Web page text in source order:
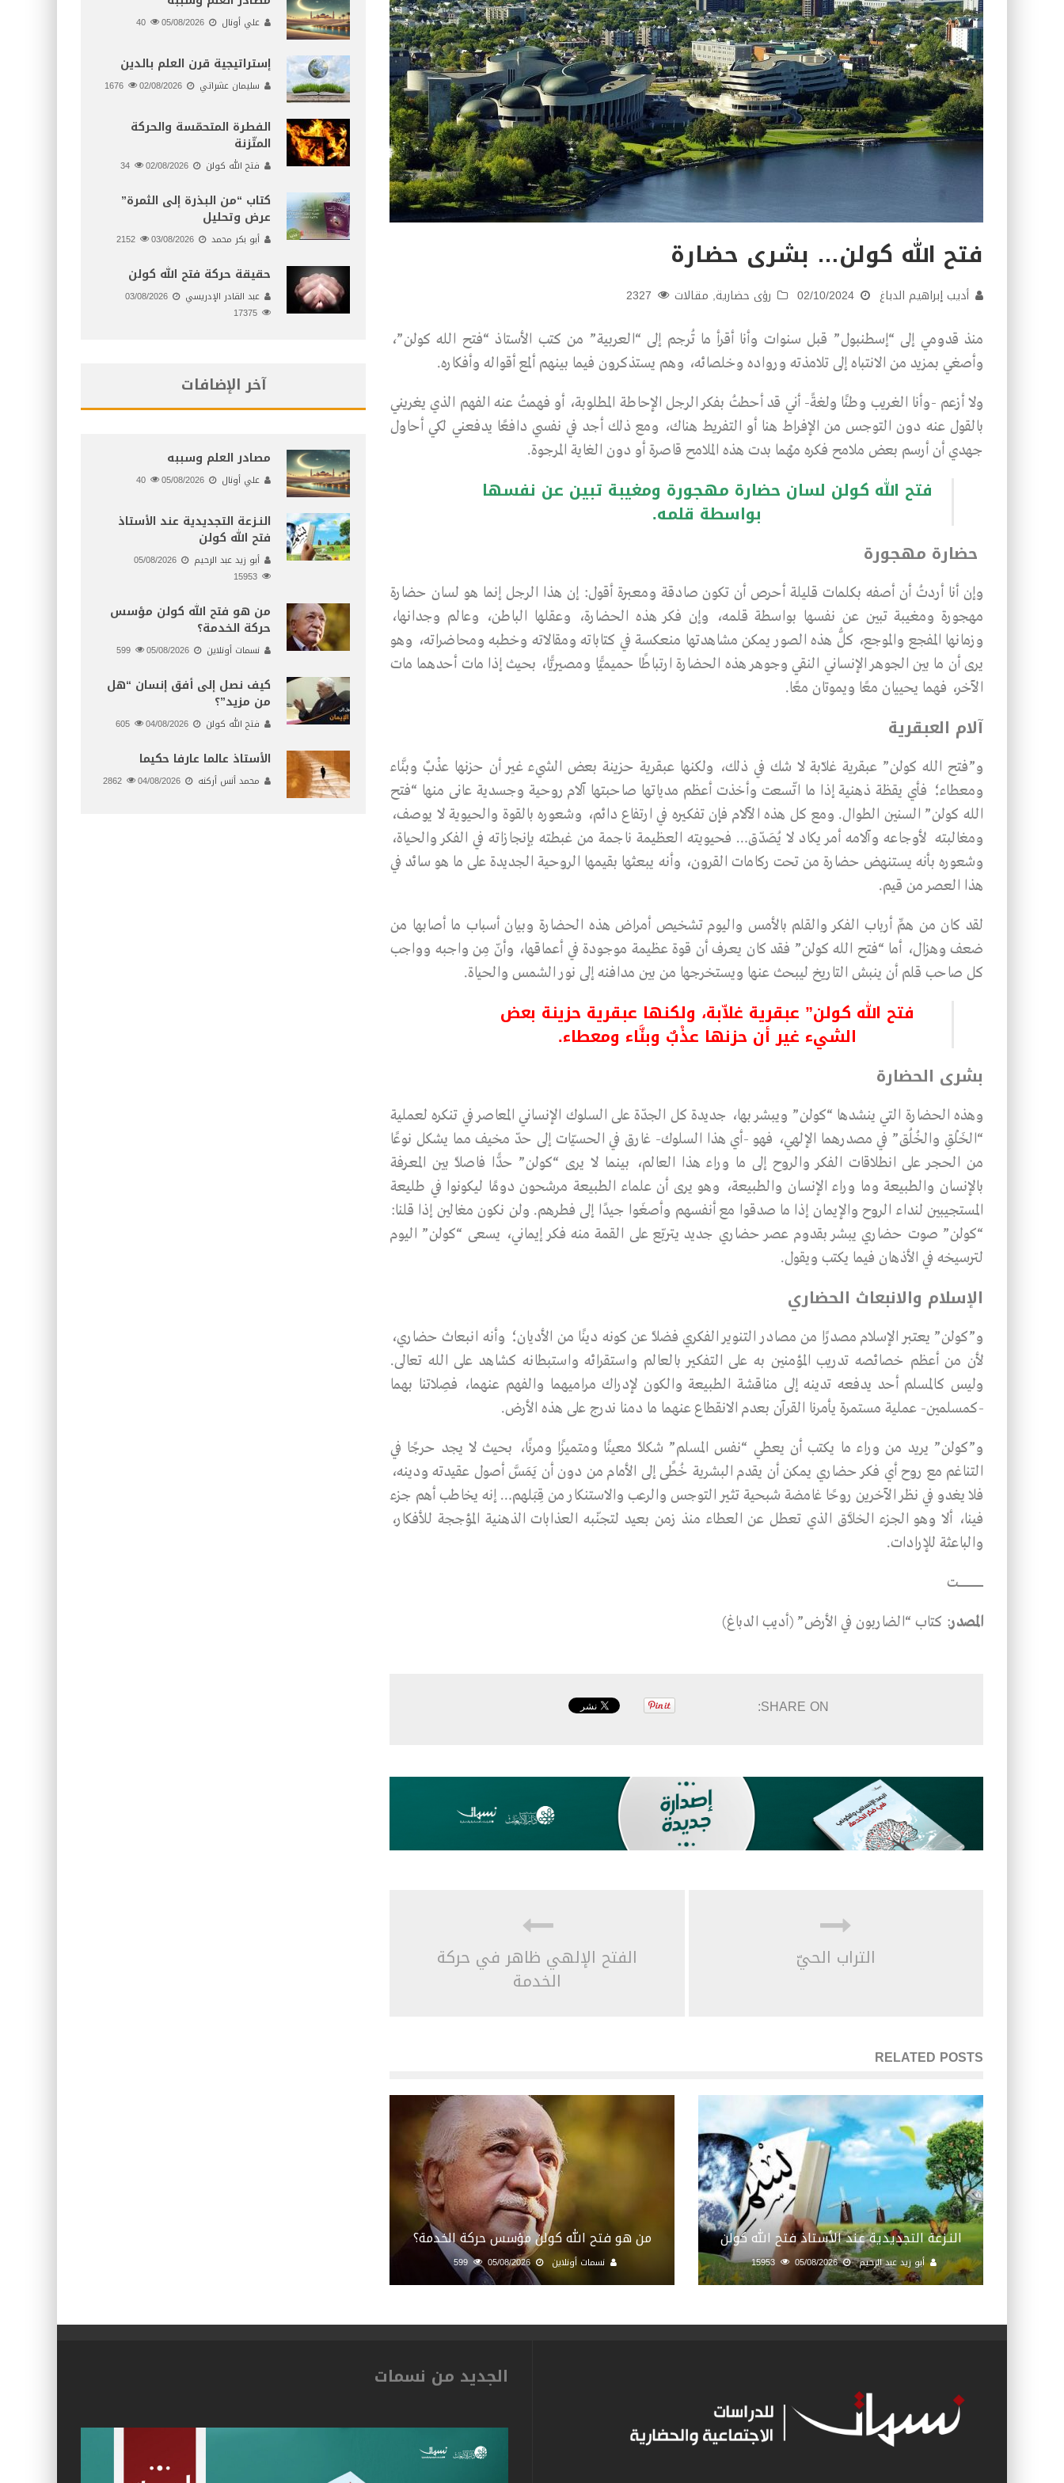
فتح الله كولن… بشرى حضارة
أديب إبراهيم الدباغ 02/10/2024 رؤى حضارية, مقالات
منذ قدومي إلى “إسطنبول” قبل سنوات وأنا أقرأ ما تُرجم إلى “العربية” من كتب الأستاذ “فتح الله كولن”،
وأصغي بمزيد من الانتباه إلى تلامذته ورواده وخلصائه، وهم يستذكرون فيما بينهم ألمع أقواله وأفكاره.
ولا أزعم -وأنا الغريب وطنًا ولغةً- أني قد أحطتُ بفكر الرجل الإحاطة المطلوبة، أو فهمتُ عنه الفهم الذي يغريني
بالقول عنه دون التوجس من الإفراط هنا أو التفريط هناك، ومع ذلك أجد في نفسي دافعًا يدفعني لكي أحاول
جهدي أن أرسم بعض ملامح فكره مهْما بدت هذه الملامح قاصرة أو دون الغاية المرجوة.
فتح الله كولن لسان حضارة مهجورة ومغيبة تبين عن نفسها
بواسطة قلمه.
حضارة مهجورة
وإن أنا أردتُ أن أصفه بكلمات قليلة أحرص أن تكون صادقة ومعبرة أقول: إن هذا الرجل إنما هو لسان حضارة
مهجورة ومغيبة تبين عن نفسها بواسطة قلمه، وإن فكر هذه الحضارة، وعقلها الباطن، وعالم وجدانها،
وزمانها المفجع والموجع، كلُّ هذه الصور يمكن مشاهدتها منعكسة في كتاباته ومقالاته وخطبه ومحاضراته، وهو
يرى أن ما بين الجوهر الإنساني النقي وجوهر هذه الحضارة ارتباطًا حميميًّا ومصيريًّا، بحيث إذا مات أحدهما مات
الآخر، فهما يحييان معًا ويموتان معًا.
آلام العبقرية
و”فتح الله كولن” عبقرية غلاّبة لا شك في ذلك، ولكنها عبقرية حزينة بعض الشيء غير أن حزنها عذْبٌ وبنَّاء
ومعطاء؛ فأي يقظة ذهنية إذا ما اتّسعت وأخذت أعظم مدياتها صاحبتها آلام روحية وجسدية عانى منها “فتح
الله كولن” السنين الطوال. ومع كل هذه الآلام فإن تفكيره في ارتفاع دائم، وشعوره بالقوة والحيوية لا يوصف،
ومغالبته لأوجاعه وآلامه أمر يكاد لا يُصَدّق… فحيويته العظيمة ناجمة من غبطته بإنجازاته في الفكر والحياة،
وشعوره بأنه يستنهض حضارة من تحت ركامات القرون، وأنه يبعثها بقيمها الروحية الجديدة على ما هو سائد في
هذا العصر من قيم.
لقد كان من همِّ أرباب الفكر والقلم بالأمس واليوم تشخيص أمراض هذه الحضارة وبيان أسباب ما أصابها من
ضعف وهزال، أما “فتح الله كولن” فقد كان يعرف أن قوة عظيمة موجودة في أعماقها، وأنّ مِن واجبه وواجب
كل صاحب قلم أن ينبش التاريخ ليبحث عنها ويستخرجها من بين مدافنه إلى نور الشمس والحياة.
فتح الله كولن” عبقرية غلاّبة، ولكنها عبقرية حزينة بعض
الشيء غير أن حزنها عذْبٌ وبنَّاء ومعطاء.
بشرى الحضارة
وهذه الحضارة التي ينشدها “كولن” ويبشر بها، جديدة كل الجدّة على السلوك الإنساني المعاصر في تنكره لعملية
“الخَلْقِ والخُلُق” في مصدرهما الإلهي، فهو -أي هذا السلوك- غارق في الحسيّات إلى حدّ مخيف مما يشكل نوعًا
من الحجر على انطلاقات الفكر والروح إلى ما وراء هذا العالم، بينما لا يرى “كولن” حدًّا فاصلاً بين المعرفة
بالإنسان والطبيعة وما وراء الإنسان والطبيعة، وهو يرى أن علماء الطبيعة مرشحون دومًا ليكونوا في طليعة
المستجيبين لنداء الروح والإيمان إذا ما صدقوا مع أنفسهم وأصغَوا جيدًا إلى فطرهم. ولن نكون مغالين إذا قلنا:
“كولن” صوت حضاري يبشر بقدوم عصر حضاري جديد يتربّع على القمة منه فكر إيماني، يسعى “كولن” اليوم
لترسيخه في الأذهان فيما يكتب ويقول.
الإسلام والانبعاث الحضاري
و”كولن” يعتبر الإسلام مصدرًا من مصادر التنوير الفكري فضلاً عن كونه دينًا من الأديان؛ وأنه انبعاث حضاري،
لأن من أعظم خصائصه تدريب المؤمنين به على التفكير بالعالم واستقرائه واستبطانه كشاهد على الله تعالى.
وليس كالمسلم أحد يدفعه تدينه إلى مناقشة الطبيعة والكون لإدراك مراميهما والفهم عنهما، فصِلاتنا بهما
-كمسلمين- عملية مستمرة يأمرنا القرآن بعدم الانقطاع عنهما ما دمنا ندرج على هذه الأرض.
و”كولن” يريد من وراء ما يكتب أن يعطي “نفس المسلم” شكلاً معينًا ومتميزًا ومرنًا، بحيث لا يجد حرجًا في
التناغم مع روح أي فكر حضاري يمكن أن يقدم البشرية خُطًى إلى الأمام من دون أن يَمَسَّ أصول عقيدته ودينه،
فلا يغدو في نظر الآخرين روحًا غامضة شبحية تثير التوجس والرعب والاستنكار من قِبَلهم… إنه يخاطب أهم جزء
فينا، ألا وهو الجزء الخلاَّق الذي تعطل عن العطاء منذ زمن بعيد لتجنّبه العذابات الذهنية المؤججة للأفكار،
والباعثة للإرادات.
ــــــــــــــــــــــــــــــــت
المصدر: كتاب “الضاربون في الأرض” (أديب الدباغ)
SHARE ON:
التراب الحيّ الفتح الإلهي ظاهر في حركة
الخدمة
RELATED POSTS
النـزعة التجديدية عند الأستاذ فتح الله كولن
أبو زيد عبد الرحيم 05/08/2026
15953
من هو فتح الله كولن مؤسس حركة الخدمة؟
نسمات أونلاين 05/08/2026
599
علي أونال 05/08/2026
إستراتيجية قرن العلم بالدين
سليمان عشراتي 02/08/2026
الفطرة المتحمّسة والحركة
المتّزنة
فتح الله كولن 02/08/2026
كتاب “من البذرة إلى الثمرة”
عرض وتحليل
أبو بكر محمد 03/08/2026
حقيقة حركة فتح الله كولن
عبد القادر الإدريسي
03/08/2026
آخر الإضافات
مصادر العلم وسببه
علي أونال 05/08/2026
النـزعة التجديدية عند الأستاذ
فتح الله كولن
أبو زيد عبد الرحيم
05/08/2026
من هو فتح الله كولن مؤسس
حركة الخدمة؟
نسمات أونلاين 05/08/2026
كيف نصل إلى أفق إنسان “هل
من مزيد”؟
فتح الله كولن 04/08/2026
الأستاذ عالما عارفا حكيما
محمد أنس أركنه 04/08/2026
الجديد من نسمات